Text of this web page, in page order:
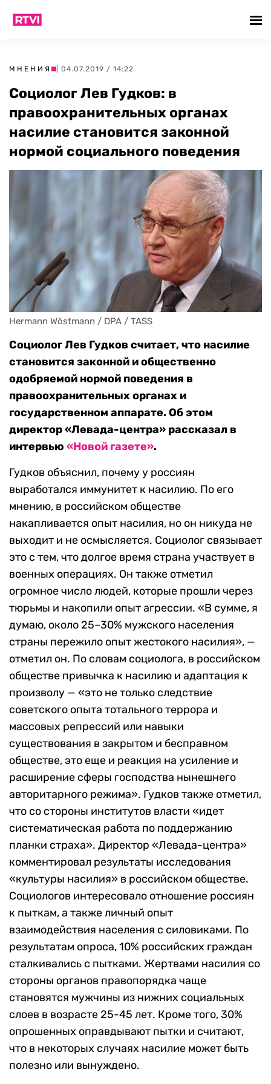
МНЕНИЯ | 04.07.2019 / 14:22
Социолог Лев Гудков: в
правоохранительных органах
насилие становится законной
нормой социального поведения
Hermann Wöstmann / DPA / TASS
Социолог Лев Гудков считает, что насилие
становится законной и общественно
одобряемой нормой поведения в
правоохранительных органах и
государственном аппарате. Об этом
директор «Левада-центра» рассказал в
интервью «Новой газете».
Гудков объяснил, почему у россиян
выработался иммунитет к насилию. По его
мнению, в российском обществе
накапливается опыт насилия, но он никуда не
выходит и не осмысляется. Социолог связывает
это с тем, что долгое время страна участвует в
военных операциях. Он также отметил
огромное число людей, которые прошли через
тюрьмы и накопили опыт агрессии. «В сумме, я
думаю, около 25–30% мужского населения
страны пережило опыт жестокого насилия», —
отметил он. По словам социолога, в российском
обществе привычка к насилию и адаптация к
произволу — «это не только следствие
советского опыта тотального террора и
массовых репрессий или навыки
существования в закрытом и бесправном
обществе, это еще и реакция на усиление и
расширение сферы господства нынешнего
авторитарного режима». Гудков также отметил,
что со стороны институтов власти «идет
систематическая работа по поддержанию
планки страха». Директор «Левада-центра»
комментировал результаты исследования
«культуры насилия» в российском обществе.
Социологов интересовало отношение россиян
к пыткам, а также личный опыт
взаимодействия населения с силовиками. По
результатам опроса, 10% российских граждан
сталкивались с пытками. Жертвами насилия со
стороны органов правопорядка чаще
становятся мужчины из нижних социальных
слоев в возрасте 25-45 лет. Кроме того, 30%
опрошенных оправдывают пытки и считают,
что в некоторых случаях насилие может быть
полезно или вынуждено.